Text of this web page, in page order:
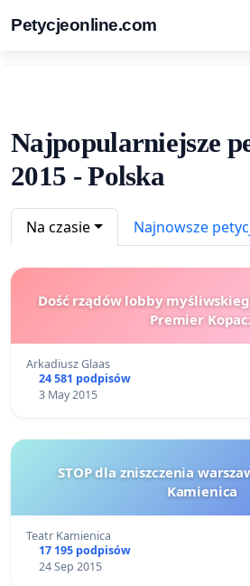
Petycjeonline.com
Najpopularniejsze
2015 - Polska
Na czasie Najnowsze
Dość rządów lobby
Premier
Arkadiusz Glaas
24 581 podpisów
3 May 2015
STOP dla zniszczenia
Kamienica
Teatr Kamienica
17 195 podpisów
24 Sep 2015